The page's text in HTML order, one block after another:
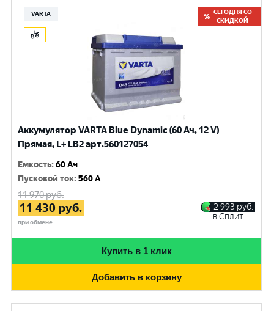
VARTA
СЕГОДНЯ СО
СКИДКОЙ
Аккумулятор VARTA Blue Dynamic (60 Ач, 12 V)
Прямая, L+ LB2 арт.560127054
Емкость:60 Ач
Пусковой ток:560 A
11 970руб.
11 430 руб.
при обмене
2 993 руб.
в Сплит
Купить в 1 клик
Добавить в корзину